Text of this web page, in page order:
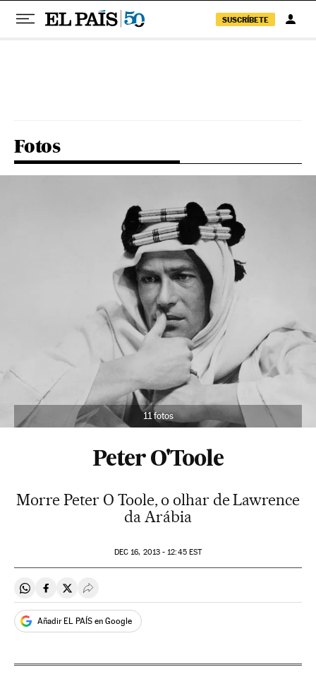
SUSCRÍBETE
Fotos
11 fotos
Peter O'Toole
Morre Peter O Toole, o olhar de Lawrence
da Arábia
DEC 16, 2013 - 12:45EST
Compartir en Whatsapp
Compartir en Facebook
Compartir en Twitter
Desplegar Redes Sociales
Añadir EL PAÍS en Google